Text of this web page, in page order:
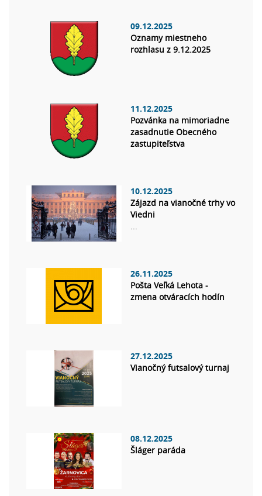
09.12.2025
Oznamy miestneho
rozhlasu z 9.12.2025
11.12.2025
Pozvánka na mimoriadne
zasadnutie Obecného
zastupiteľstva
10.12.2025
Zájazd na vianočné trhy vo
Viedni
...
26.11.2025
Pošta Veľká Lehota -
zmena otváracích hodín
27.12.2025
Vianočný futsalový turnaj
08.12.2025
Šláger paráda